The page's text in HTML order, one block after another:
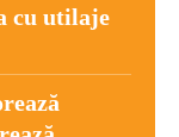
cu utilaje